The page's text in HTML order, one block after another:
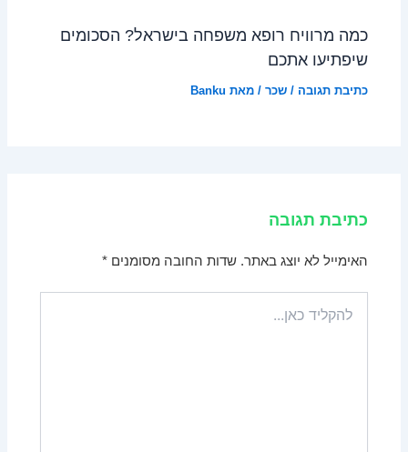
כמה מרוויח רופא משפחה בישראל? הסכומים
שיפתיעו אתכם
כתיבת תגובה /שכר / מאת Banku
כתיבת תגובה
האימייל לא יוצג באתר. שדות החובה מסומנים*
כאן...